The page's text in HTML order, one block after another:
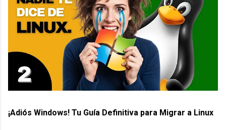
¡Adiós Windows! Tu Guía Definitiva para Migrar a Linux